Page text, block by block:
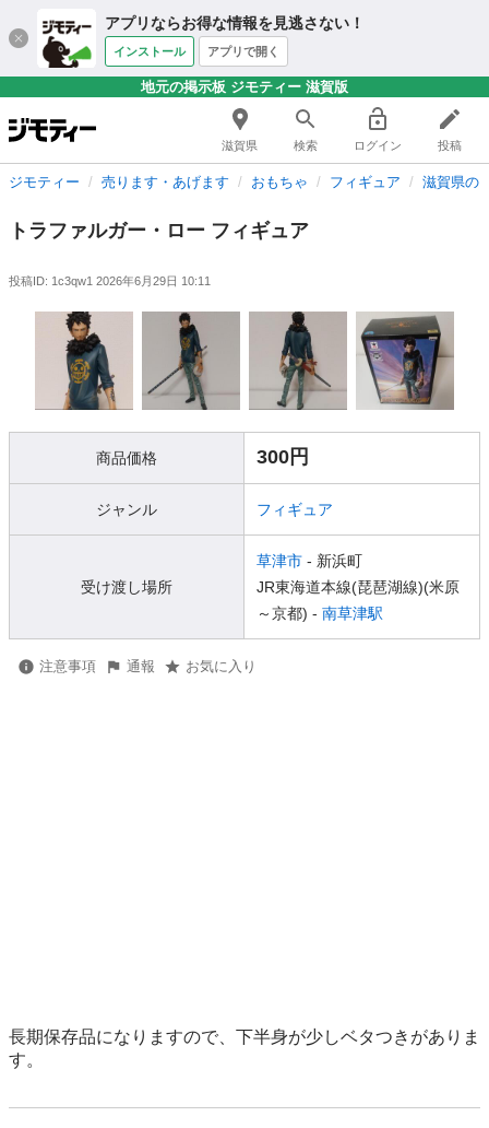
アプリならお得な情報を見逃さない！
インストール アプリで開く
地元の掲示板 ジモティー 滋賀版
滋賀県 検索 ログイン 投稿
ジモティー 売ります・あげます おもちゃ フィギュア 滋賀県の
トラファルガー・ロー フィギュア
投稿ID: 1c3qw1 2026年6月29日 10:11
商品価格 300円
ジャンル フィギュア
受け渡し場所
草津市 - 新浜町
JR東海道本線(琵琶湖線)(米原
～京都) - 南草津駅
注意事項 通報 お気に入り
長期保存品になりますので、下半身が少しベタつきがありま